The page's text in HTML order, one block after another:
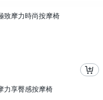
致摩力時尚按摩椅
力享臀感按摩椅